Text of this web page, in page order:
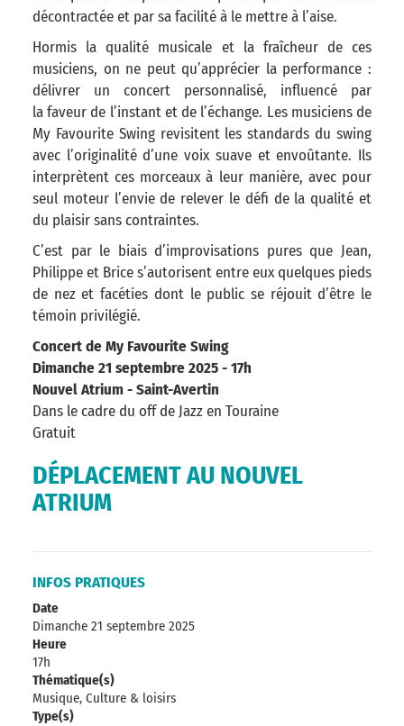
décontractée et par sa facilité à le mettre à l’aise.
Hormis la qualité musicale et la fraîcheur de ces
musiciens, on ne peut qu’apprécier la performance :
délivrer un concert personnalisé, influencé par
la faveur de l’instant et de l’échange. Les musiciens de
My Favourite Swing revisitent les standards du swing
avec l’originalité d’une voix suave et envoûtante. Ils
interprètent ces morceaux à leur manière, avec pour
seul moteur l’envie de relever le défi de la qualité et
du plaisir sans contraintes.
C’est par le biais d’improvisations pures que Jean,
Philippe et Brice s’autorisent entre eux quelques pieds
de nez et facéties dont le public se réjouit d’être le
témoin privilégié.
Concert de My Favourite Swing
Dimanche 21 septembre 2025 - 17h
Nouvel Atrium - Saint-Avertin
Dans le cadre du off de Jazz en Touraine
Gratuit
DÉPLACEMENT AU NOUVEL
ATRIUM
INFOS PRATIQUES
Date
Dimanche 21 septembre 2025
Heure
17h
Thématique(s)
Musique, Culture & loisirs
Type(s)